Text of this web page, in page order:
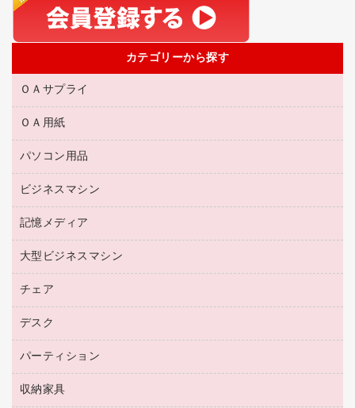
カテゴリーから探す
ＯＡサプライ
互換インクカートリッジ
リサイクルトナー（リターン方式）
リサイクルトナー（プール方式）
リサイクルインクカートリッジ
プリンタ用リボン
トナーカートリッジ
コピートナー
インクカートリッジ
ＯＡ用紙
名刺用紙
帳票用紙／フォーム用紙
ワープロ用紙
ラベル用紙
プロッター用紙
ハガキ用紙
その他コピー用紙・プリンタ用紙
コピー用紙
パソコン用品
パソコン周辺機器
各種ケーブル
マウスパッド
マウス
パソコンバッグ／収納用品
ネットワーク／ＬＡＮ機器
ネットワーク／ＬＡＮアクセサリー
セキュリティ用品
ビジネスマシン
電話機
レーザープリンタ／複合機
メモリーカード
プロジェクタ
ファクシミリ
デジタルカメラ
スキャナー
記憶メディア
ブルーレイディスク
ＣＤ－ＲＷ
ＣＤ－Ｒ
メディア収納用品
大型ビジネスマシン
プリンタ
チェア
応接イス・ベンチ
オフィスチェア
デスク
ミーティングテーブル
デスク
パーティション
ホワイトボード・黒板
収納家具